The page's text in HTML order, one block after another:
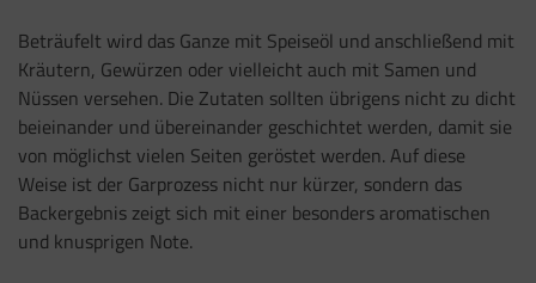
Beträufelt wird das Ganze mit Speiseöl und anschließend mit
Kräutern, Gewürzen oder vielleicht auch mit Samen und
Nüssen versehen. Die Zutaten sollten übrigens nicht zu dicht
beieinander und übereinander geschichtet werden, damit sie
von möglichst vielen Seiten geröstet werden. Auf diese
Weise ist der Garprozess nicht nur kürzer, sondern das
Backergebnis zeigt sich mit einer besonders aromatischen
und knusprigen Note.